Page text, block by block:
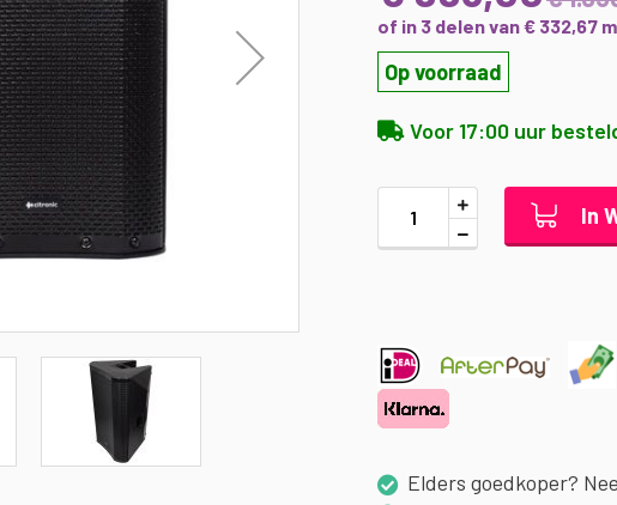
of in 3 delen van € 332,67
Op voorraad
Voor 17:00 uur
In
Elders goedkoper?